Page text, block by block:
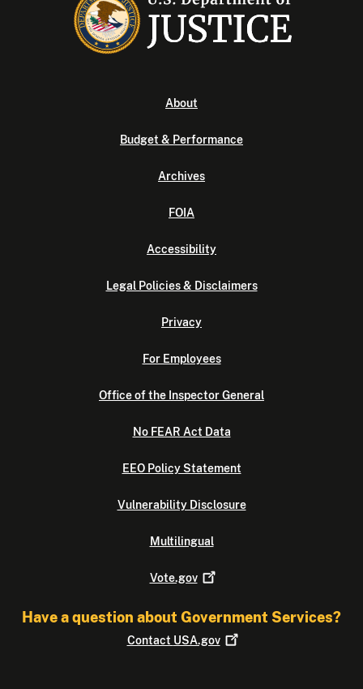
About
Budget & Performance
Archives
FOIA
Accessibility
Legal Policies & Disclaimers
Privacy
For Employees
Office of the Inspector General
No FEAR Act Data
EEO Policy Statement
Vulnerability Disclosure
Multilingual
Vote.gov
Have a question about Government Services?
Contact USA.gov